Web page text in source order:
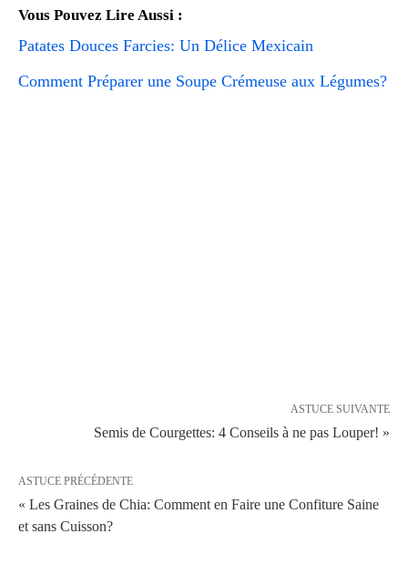
Vous Pouvez Lire Aussi :
Patates Douces Farcies: Un Délice Mexicain
Comment Préparer une Soupe Crémeuse aux Légumes?
ASTUCE SUIVANTE
Semis de Courgettes: 4 Conseils à ne pas Louper! »
ASTUCE PRÉCÉDENTE
« Les Graines de Chia: Comment en Faire une Confiture Saine
et sans Cuisson?